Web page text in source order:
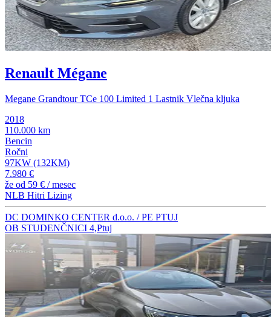
Renault Mégane
Megane Grandtour TCe 100 Limited 1 Lastnik Vlečna kljuka
2018
110.000 km
Bencin
Ročni
97KW (132KM)
7.980 €
že od 59 € / mesec
NLB Hitri Lizing
DC DOMINKO CENTER d.o.o. / PE PTUJ
OB STUDENČNICI 4,Ptuj